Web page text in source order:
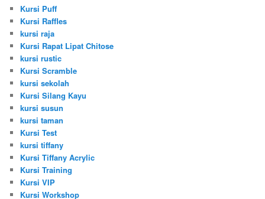
Kursi Puff
Kursi Raffles
kursi raja
Kursi Rapat Lipat Chitose
kursi rustic
Kursi Scramble
kursi sekolah
Kursi Silang Kayu
kursi susun
kursi taman
Kursi Test
kursi tiffany
Kursi Tiffany Acrylic
Kursi Training
Kursi VIP
Kursi Workshop